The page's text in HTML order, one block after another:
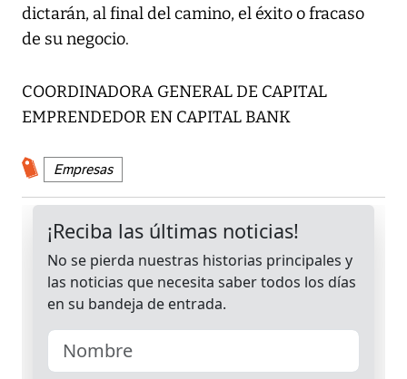
dictarán, al final del camino, el éxito o fracaso
de su negocio.
COORDINADORA GENERAL DE CAPITAL
EMPRENDEDOR EN CAPITAL BANK
Empresas